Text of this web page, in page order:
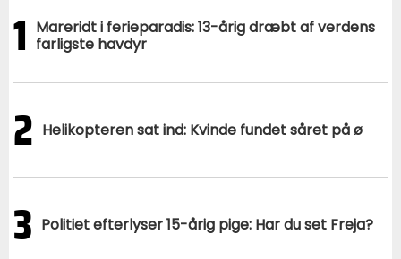
1 Mareridt i ferieparadis: 13-årig dræbt af verdens
farligste havdyr
2 Helikopteren sat ind: Kvinde fundet såret på ø
3 Politiet efterlyser 15-årig pige: Har du set Freja?